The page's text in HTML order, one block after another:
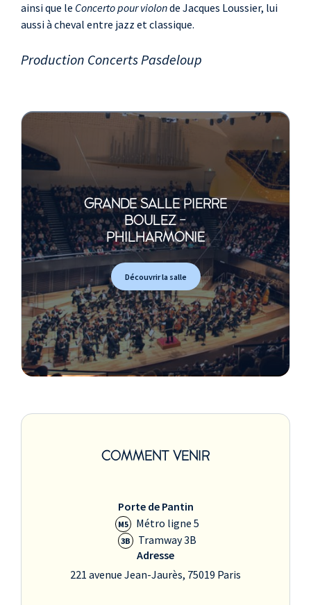
ainsi que le Concerto pour violonde Jacques Loussier, lui
aussi à cheval entre jazz et classique.
Production Concerts Pasdeloup
GRANDE SALLE PIERRE
BOULEZ -
PHILHARMONIE
Découvrir la salle
COMMENT VENIR
Porte de Pantin
M5 Métro ligne 5
3B
Tramway 3B
Adresse
221 avenue Jean-Jaurès, 75019 Paris